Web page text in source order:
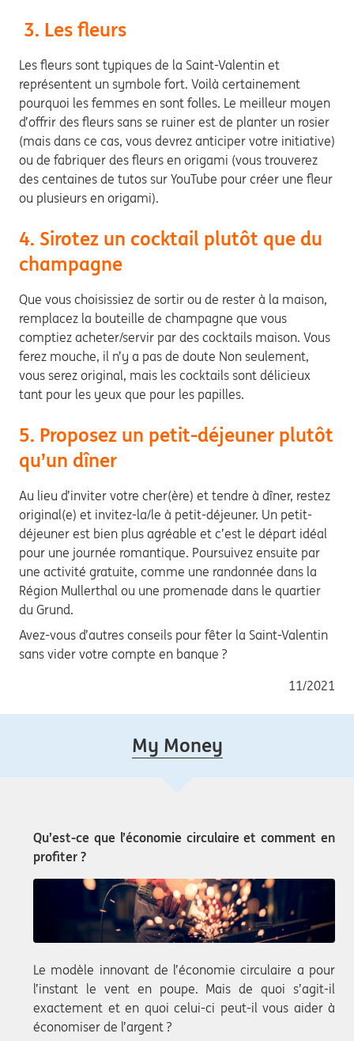
3. Les fleurs
Les fleurs sont typiques de la Saint-Valentin et
représentent un symbole fort. Voilà certainement
pourquoi les femmes en sont folles. Le meilleur moyen
d’offrir des fleurs sans se ruiner est de planter un rosier
(mais dans ce cas, vous devrez anticiper votre initiative)
ou de fabriquer des fleurs en origami (vous trouverez
des centaines de tutos sur YouTube pour créer une fleur
ou plusieurs en origami).
4. Sirotez un cocktail plutôt que du
champagne
Que vous choisissiez de sortir ou de rester à la maison,
remplacez la bouteille de champagne que vous
comptiez acheter/servir par des cocktails maison. Vous
ferez mouche, il n’y a pas de doute Non seulement,
vous serez original, mais les cocktails sont délicieux
tant pour les yeux que pour les papilles.
5. Proposez un petit-déjeuner plutôt
qu’un dîner
Au lieu d’inviter votre cher(ère) et tendre à dîner, restez
original(e) et invitez-la/le à petit-déjeuner. Un petit-
déjeuner est bien plus agréable et c’est le départ idéal
pour une journée romantique. Poursuivez ensuite par
une activité gratuite, comme une randonnée dans la
Région Mullerthal ou une promenade dans le quartier
du Grund.
Avez-vous d’autres conseils pour fêter la Saint-Valentin
sans vider votre compte en banque ?
11/2021
My Money
Qu’est-ce que l’économie circulaire et comment en
profiter ?
Le modèle innovant de l’économie circulaire a pour
l’instant le vent en poupe. Mais de quoi s’agit-il
exactement et en quoi celui-ci peut-il vous aider à
économiser de l’argent ?